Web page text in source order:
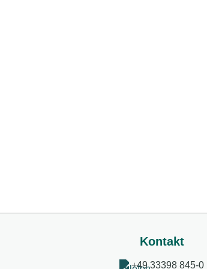
Kontakt
+49 33398 845-0